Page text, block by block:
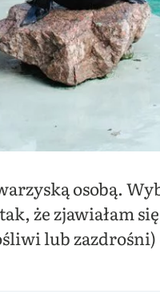
osobą.
że zjawiałam
lub